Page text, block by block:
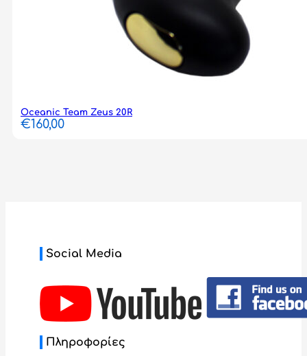
Oceanic Team Zeus 20R
€160,00
Social Media
Πληροφορίες